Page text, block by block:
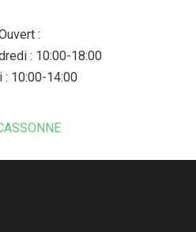
:
: 10:00-18:00
: 10:00-14:00